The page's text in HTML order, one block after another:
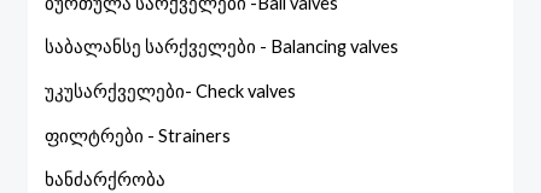
საბალანსე სარქველები - Balancing valves
უკუსარქველები- Check valves
ფილტრები - Strainers
ხანძარქრობა